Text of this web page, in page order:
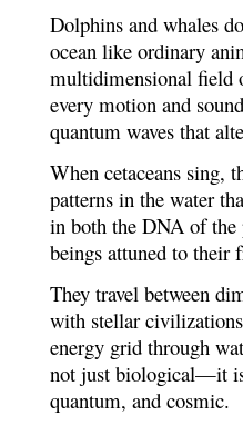
Dolphins and whales
ocean like ordinary
multidimensional field
every motion and
quantum waves that
When cetaceans sing,
patterns in the water
in both the DNA of the
beings attuned to their
They travel between
with stellar
energy grid through
not just biological—it
quantum, and cosmic.